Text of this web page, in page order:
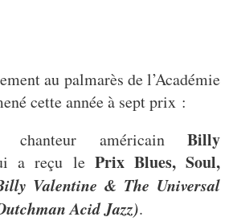
au palmarès de l’Académie
cette année à sept prix :
américain Billy
a reçu le Prix Blues, Soul,
Valentine & The Universal
Acid Jazz).